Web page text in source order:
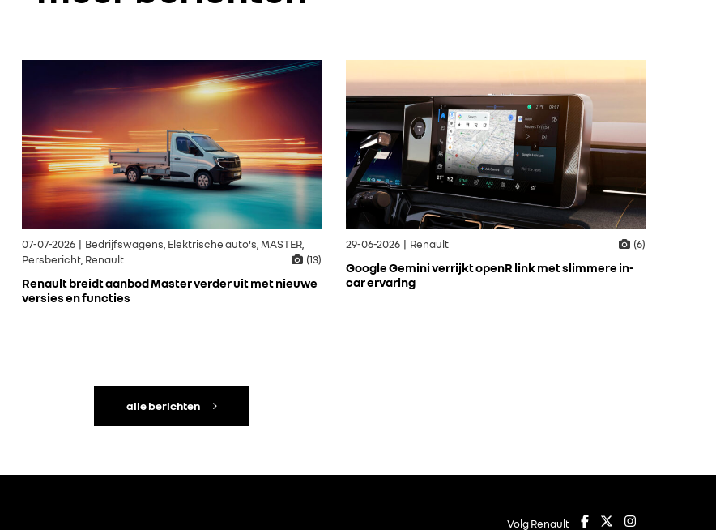
07-07-2026 | Bedrijfswagens, Elektrische auto's, MASTER,
Persbericht, Renault
(13)
Renault breidt aanbod Master verder uit met nieuwe
versies en functies
29-06-2026 | Renault (6)
Google Gemini verrijkt openR link met slimmere in-
car ervaring
alle berichten
Volg Renault